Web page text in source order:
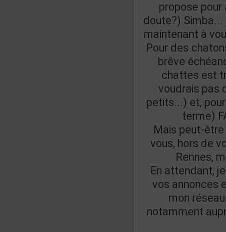
propose
doute?) Simba...
maintenant à
Pour des
brêve
chattes est
voudrais pas
petits...) et,
terme)
Mais peut-
vous, hors de
Rennes,
En attendant,
vos annonces
mon
notamment